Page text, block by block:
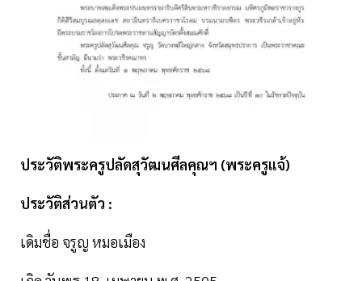
ประวัติพระครูปลัดสุวัฒนศีลคุณฯ (พระครูแจ้)
ประวัติส่วนตัว :
เดิมชื่อ จรูญ หมอเมือง